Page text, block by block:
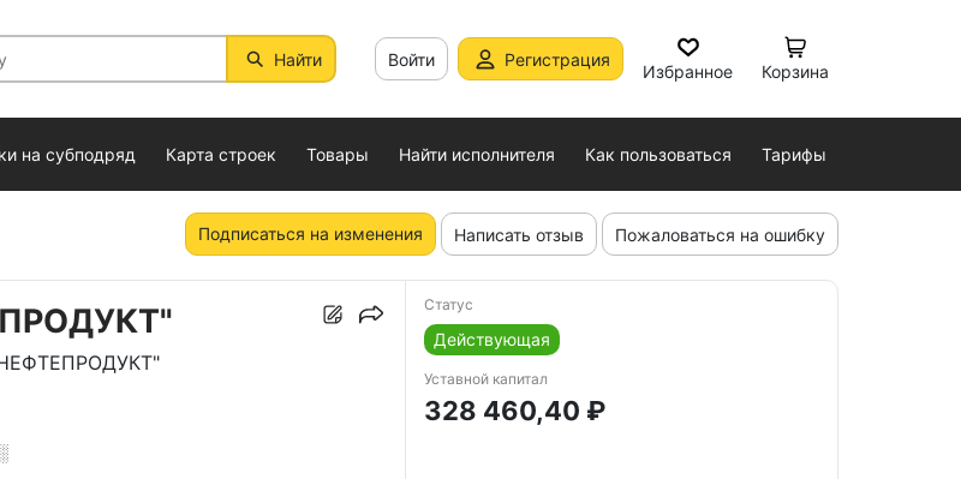
Найти Войти Регистрация
Избранное Корзина
на субподряд Карта строек Товары Найти исполнителя Как пользоваться Тарифы
Подписаться на изменения Написать отзыв Пожаловаться на ошибку
Статус
Действующая
Уставной капитал
328 460,40 ₽